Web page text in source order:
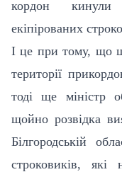
кордон
екіпірованих
І це при тому, що
території
тоді ще міністр
щойно розвідка
Білгородській
строковиків,